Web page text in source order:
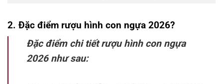
2. Đặc điểm rượu hình con ngựa 2026?
Đặc điểm chi tiết rượu hình con ngựa
2026 như sau: